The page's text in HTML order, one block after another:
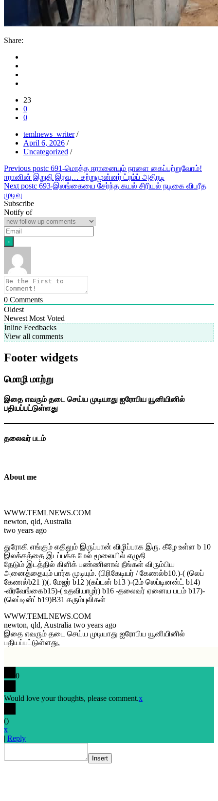
Share:
23
0
0
temlnews_writer /
April 6, 2026 /
Uncategorized /
Post
navigation
Previous postc 691-மொத்த ஈரானையும் நாளை கைப்பற்றுவோம்!
ஈரானின் இறுதி இரவு… சற்றுமுன்னர் ட்ரம்ப் அதிரடி
Next postc 693-இலங்கையை சேர்ந்த கயல் சிரியல் நடிகை விபரீத
முடிவு
Subscribe
Notify of
0 Comments
Oldest
Newest Most Voted
Inline Feedbacks
View all comments
Footer widgets
மொழி மாற்று
இதை எவரும் தடை செய்ய முடியாது ஐரோபிய யூனியினில்
பதியப்பட்டுள்ளது
தலைவர் படம்
About me
WWW.TEMLNEWS.COM
newton, qld, Australia
two years ago
துரோகி எங்கும் எதிலும் இருப்பான் விழிப்பாக இரு. கீழே உள்ள b 10
இலக்கத்தை இடப்பக்க மேல் மூலையில் எழுதி
தேடும் இடத்தில் கிளிக் பண்ணினால் நீங்கள் விரும்பிய
அனைத்தையும் பார்க முடியும். (பிரிகேடியர் / கேணல்b10.)-( (லெப்
கேணல்b21 ))(. மேஜர் b12 )(கப்டன் b13 )-(2ம் லெப்டினன்ட் b14)
-வீரவேங்கைb15)-( உதவியாழர்) b16 -தலைவர் ஏனைய படம் b17)-
(லெப்டின்ட்b19)B31 கரும்புலிகள்
WWW.TEMLNEWS.COM
newton, qld, Australia two years ago
இதை எவரும் தடை செய்ய முடியாது ஐரோபிய யூனியினில்
பதியப்பட்டுள்ளது,
0
Would love your thoughts, please comment.x
()
x
| Reply
Insert